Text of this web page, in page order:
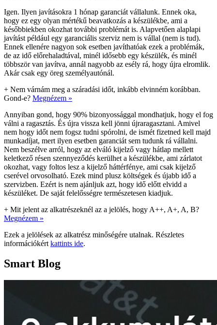
Igen. Ilyen javításokra 1 hónap garanciát vállalunk. Ennek oka,
hogy ez egy olyan mértékű beavatkozás a készülékbe, ami a
későbbiekben okozhat további problémát is. Alapvetően alaplapi
javítást például egy garanciális szerviz nem is vállal (nem is tud).
Ennek ellenére nagyon sok esetben javíthatóak ezek a problémák,
de az idő előrehaladtával, minél idősebb egy készülék, és minél
többször van javítva, annál nagyobb az esély rá, hogy újra elromlik.
Akár csak egy öreg személyautónál.
+ Nem várnám meg a száradási időt, inkább elvinném korábban.
Gond-e? Megnézem »
Annyiban gond, hogy 90% bizonyossággal mondhatjuk, hogy el fog
válni a ragasztás. És újra vissza kell jönni újraragasztani. Amivel
nem hogy időt nem fogsz tudni spórolni, de ismét fizetned kell majd
munkadíjat, mert ilyen esetben garanciát sem tudunk rá vállalni.
Nem beszélve arról, hogy az elváló kijelző vagy hátlap mellett
keletkező résen szennyeződés kerülhet a készülékbe, ami zárlatot
okozhat, vagy foltos lesz a kijelző háttérfénye, ami csak kijelző
cserével orvosolható. Ezek mind plusz költségek és újabb idő a
szervizben. Ezért is nem ajánljuk azt, hogy idő előtt elvidd a
készüléket. De saját felelősségre természetesen kiadjuk.
+ Mit jelent az alkatrészeknél az a jelölés, hogy A++, A+, A, B?
Megnézem »
Ezek a jelölések az alkatrész minőségére utalnak. Részletes
információkért kattints ide.
Smart Blog